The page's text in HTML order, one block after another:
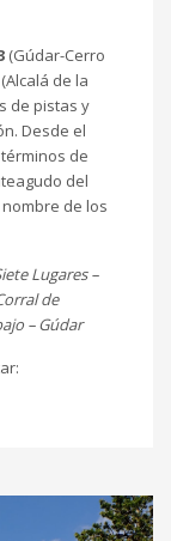
(Gúdar-Cerro
de la
de pistas y
Desde el
de
del
de los
Lugares –
de
– Gúdar